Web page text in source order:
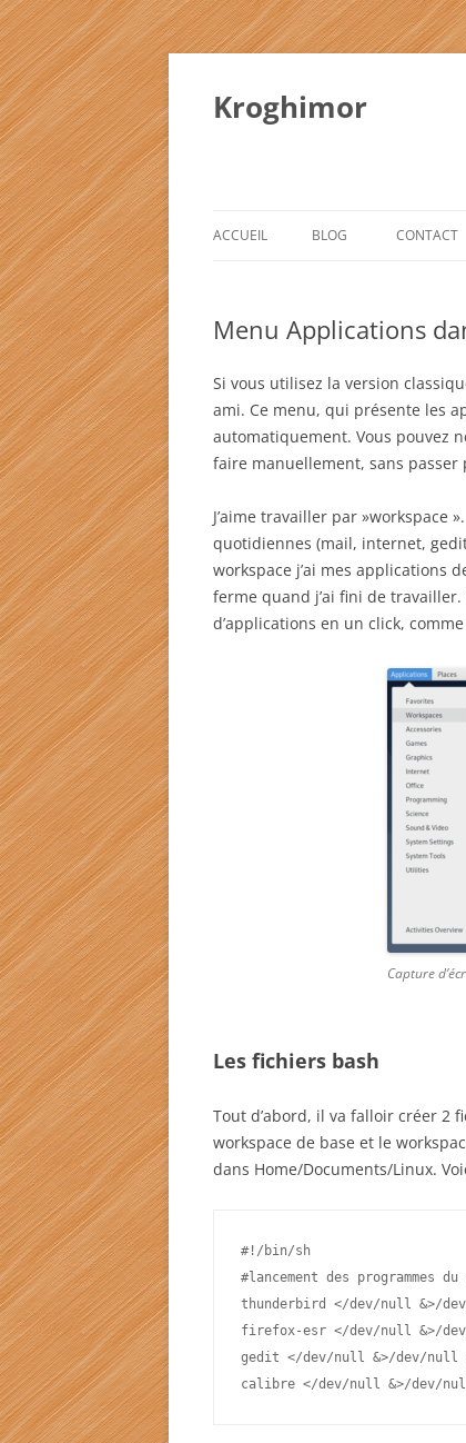
Kroghimor
ACCUEIL BLOG CONTACT
Menu Applications
Si vous utilisez la version
ami. Ce menu, qui présente les
automatiquement. Vous pouvez
faire manuellement, sans
J’aime travailler par »workspace
quotidiennes (mail, internet,
workspace j’ai mes applications
ferme quand j’ai fini de
d’applications en un click,
Capture
Les fichiers bash
Tout d’abord, il va falloir créer 2
workspace de base et le
dans Home/Documents/Linux.
#!/bin/sh
#lancement des programmes
thunderbird </dev/null &>/
firefox-esr </dev/null &>/
gedit </dev/null &>/dev/null
calibre </dev/null &>/dev/